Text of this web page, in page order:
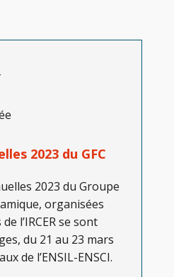
2023 du GFC
2023 du Groupe
organisées
l’IRCER se sont
du 21 au 23 mars
de l’ENSIL-ENSCI.